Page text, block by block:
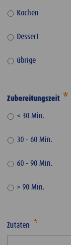
Kochen
Dessert
übrige
Zubereitungszeit
< 30 Min.
30 - 60 Min.
60 - 90 Min.
> 90 Min.
Zutaten